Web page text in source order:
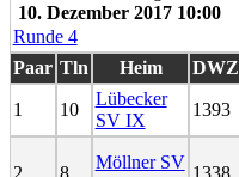
10. Dezember 2017 10:00
Runde 4
Paar Tln Heim DWZ
1 10
Lübecker
SV IX
1393
Möllner SV